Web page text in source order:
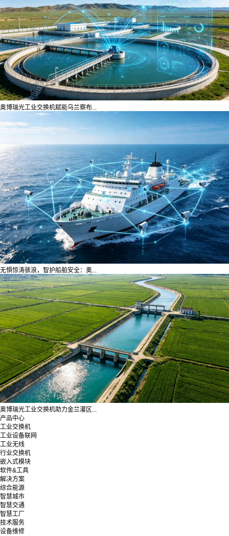
奥博瑞光工业交换机赋能乌兰察布...
无惧惊涛骇浪，智护船舶安全：奥...
奥博瑞光工业交换机助力金兰灌区...
产品中心
工业交换机
工业设备联网
工业无线
行业交换机
嵌入式模块
软件&工具
解决方案
综合能源
智慧城市
智慧交通
智慧工厂
技术服务
设备维修